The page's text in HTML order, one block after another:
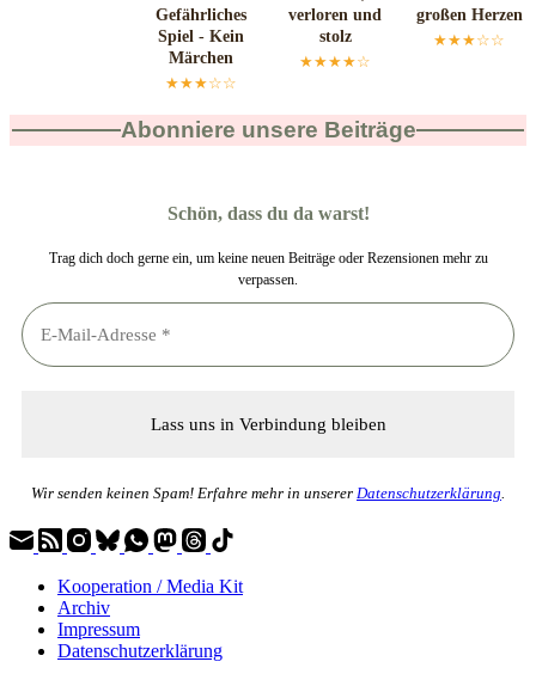
Gefährliches
Spiel - Kein
Märchen
★★★☆☆
verloren und
stolz
★★★★☆
großen Herzen
★★★☆☆
Abonniere unsere Beiträge
Schön, dass du da warst!
Trag dich doch gerne ein, um keine neuen Beiträge oder Rezensionen mehr zu
verpassen.
Wir senden keinen Spam! Erfahre mehr in unserer Datenschutzerklärung.
Kooperation / Media Kit
Archiv
Impressum
Datenschutzerklärung